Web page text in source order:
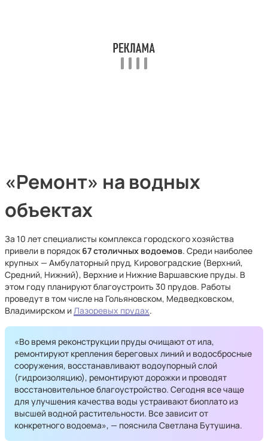
«Ремонт» на водных
объектах
За 10 лет специалисты комплекса городского хозяйства
привели в порядок 67 столичных водоемов. Среди наиболее
крупных — Амбулаторный пруд, Кировоградские (Верхний,
Средний, Нижний), Верхние и Нижние Варшавские пруды. В
этом году планируют благоустроить 30 прудов. Работы
проведут в том числе на Гольяновском, Медведковском,
Владимирском иЛазоревых прудах.
«Во время реконструкции пруды очищают от ила,
ремонтируют крепления береговых линий и водосбросные
сооружения, восстанавливают водоупорный слой
(гидроизоляцию), ремонтируют дорожки и проводят
восстановительное благоустройство. Сегодня все чаще
для улучшения качества воды устраивают биоплато из
высшей водной растительности. Все зависит от
конкретного водоема», — пояснила Светлана Бутушина.